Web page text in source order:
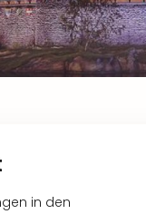
in den